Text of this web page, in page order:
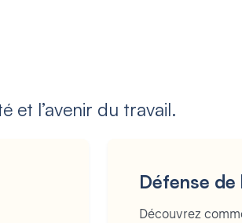
et l’avenir du travail.
Défense de
Découvrez